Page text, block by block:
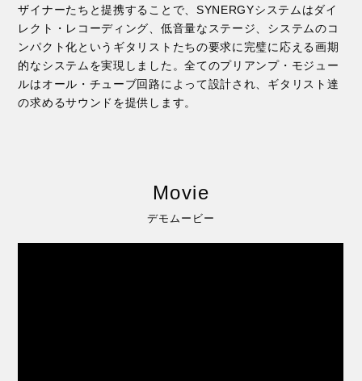
ザイナーたちと提携することで、SYNERGYシステムはダイ
レクト・レコーディング、低音量なステージ、システムのコ
ンパクト化というギタリストたちの要求に完璧に応える画期
的なシステムを実現しました。全てのプリアンプ・モジュー
ルはオール・チューブ回路によって設計され、ギタリスト達
の求めるサウンドを提供します。
Movie
デモムービー